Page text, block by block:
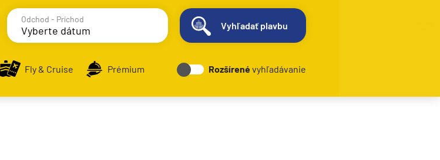
Odchod - Príchod
Vyhľadať plavbu
Fly & Cruise Prémium Rozšírenévyhľadávanie